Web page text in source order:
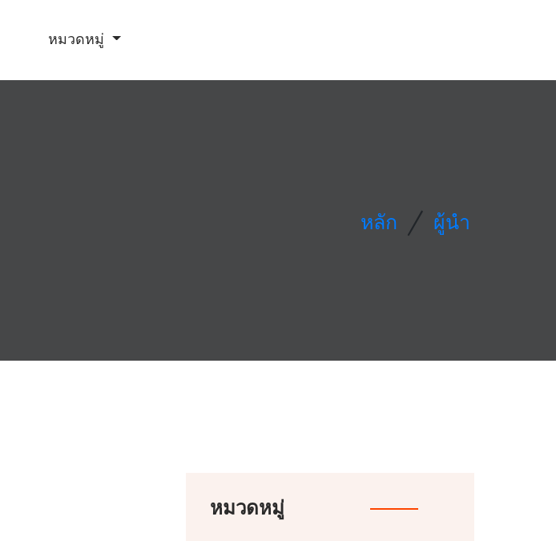
หมวดหมู่
หลัก / ผู้นำ
หมวดหมู่